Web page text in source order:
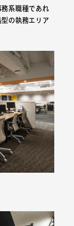
系職種であれ
の執務エリア